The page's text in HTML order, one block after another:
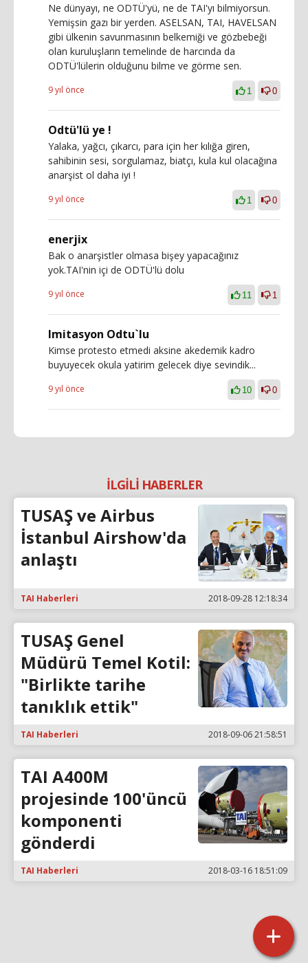
Ne dünyayı, ne ODTÜ'yü, ne de TAI'yı bilmiyorsun.
Yemişsin gazı bir yerden. ASELSAN, TAI, HAVELSAN
gibi ülkenin savunmasının belkemiği ve gözbebeği
olan kuruluşların temelinde de harcında da
ODTÜ'lülerin olduğunu bilme ve görme sen.
9 yıl önce 1 0
Odtü'lü ye !
Yalaka, yağcı, çıkarcı, para için her kılığa giren,
sahibinin sesi, sorgulamaz, biatçı, kula kul olacağına
anarşist ol daha iyi !
9 yıl önce 1 0
enerjix
Bak o anarşistler olmasa bişey yapacağınız
yok.TAI'nin içi de ODTÜ'lü dolu
9 yıl önce 11 1
Imitasyon Odtu`lu
Kimse protesto etmedi aksine akedemik kadro
buyuyecek okula yatirim gelecek diye sevindik...
9 yıl önce 10 0
İLGİLİ HABERLER
TUSAŞ ve Airbus
İstanbul Airshow'da
anlaştı
TAI Haberleri 2018-09-28 12:18:34
TUSAŞ Genel
Müdürü Temel Kotil:
"Birlikte tarihe
tanıklık ettik"
TAI Haberleri 2018-09-06 21:58:51
TAI A400M
projesinde 100'üncü
komponenti
gönderdi
TAI Haberleri 2018-03-16 18:51:09